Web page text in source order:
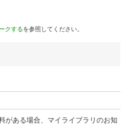
クするを参照してください。
がある場合、マイライブラリのお知